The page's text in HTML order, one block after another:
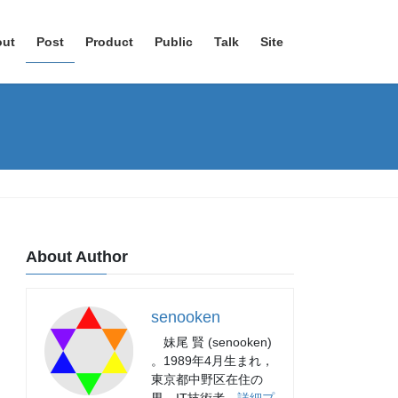
Post Product Public Talk Site
About Author
senooken
妹尾 賢 (senooken)
。1989年4月生まれ，
東京都中野区在住の